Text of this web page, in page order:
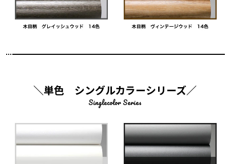
＼単色 シングルカラーシリーズ／
Singlecolor Series